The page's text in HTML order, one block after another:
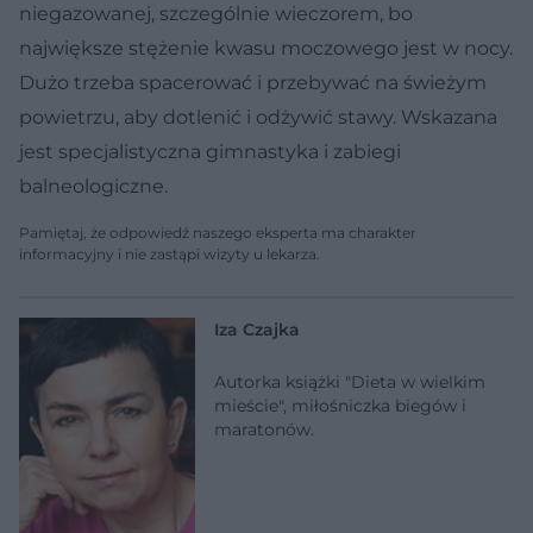
niegazowanej, szczególnie wieczorem, bo
największe stężenie kwasu moczowego jest w nocy.
Dużo trzeba spacerować i przebywać na świeżym
powietrzu, aby dotlenić i odżywić stawy. Wskazana
jest specjalistyczna gimnastyka i zabiegi
balneologiczne.
Pamiętaj, że odpowiedź naszego eksperta ma charakter
informacyjny i nie zastąpi wizyty u lekarza.
Iza Czajka
Autorka książki "Dieta w wielkim
mieście", miłośniczka biegów i
maratonów.